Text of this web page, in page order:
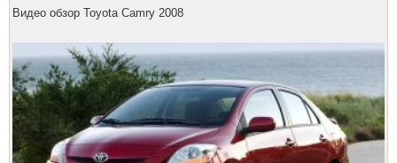
Видео обзор Toyota Camry 2008